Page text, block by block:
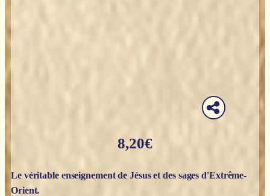
8,20€
Le véritable enseignement de Jésus et des sages d'Extrême-
Orient.